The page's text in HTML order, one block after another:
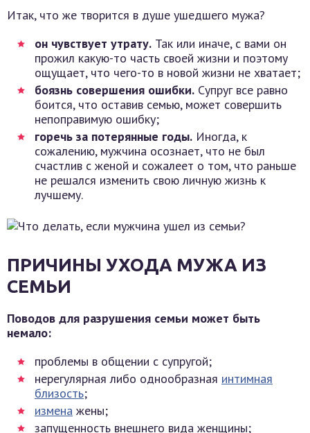
Итак, что же творится в душе ушедшего мужа?
он чувствует утрату. Так или иначе, с вами он
прожил какую-то часть своей жизни и поэтому
ощущает, что чего-то в новой жизни не хватает;
боязнь совершения ошибки. Супруг все равно
боится, что оставив семью, может совершить
непоправимую ошибку;
горечь за потерянные годы. Иногда, к
сожалению, мужчина осознает, что не был
счастлив с женой и сожалеет о том, что раньше
не решался изменить свою личную жизнь к
лучшему.
ПРИЧИНЫ УХОДА МУЖА ИЗ
СЕМЬИ
Поводов для разрушения семьи может быть
немало:
проблемы в общении с супругой;
нерегулярная либо однообразная интимная
близость;
измена жены;
запущенность внешнего вида женщины;